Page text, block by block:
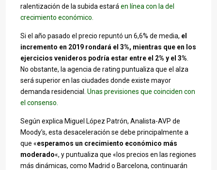
ralentización de la subida estará en línea con la del
crecimiento económico.
Si el año pasado el precio repuntó un 6,6% de media, el
incremento en 2019 rondará el 3%, mientras que en los
ejercicios venideros podría estar entre el 2% y el 3%
No obstante, la agencia de rating puntualiza que el alza
será superior en las ciudades donde existe mayor
demanda residencial. Unas previsiones que coinciden con
el consenso.
Según explica Miguel López Patrón, Analista-AVP de
Moody’s, esta desaceleración se debe principalmente a
que «esperamos un crecimiento económico más
moderado«, y puntualiza que «los precios en las regiones
más dinámicas, como Madrid o Barcelona, continuarán